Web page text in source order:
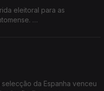
eleitoral para as
da Espanha venceu